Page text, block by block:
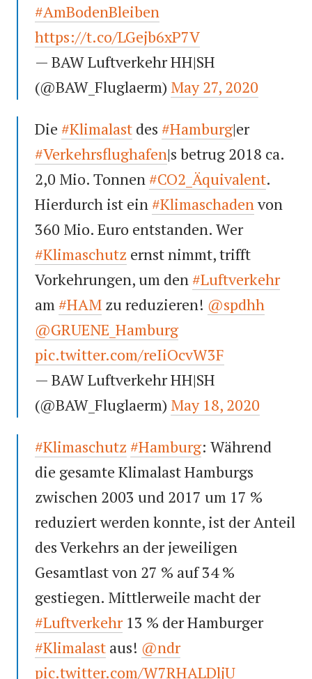
#AmBodenBleiben
https://t.co/LGejb6xP7V
— BAW Luftverkehr HH|SH
(@BAW_Fluglaerm) May 27, 2020
Die #Klimalast des #Hamburg|er
#Verkehrsflughafen|s betrug 2018 ca.
2,0 Mio. Tonnen #CO2_Äquivalent.
Hierdurch ist ein #Klimaschadenvon
360 Mio. Euro entstanden. Wer
#Klimaschutz ernst nimmt, trifft
Vorkehrungen, um den #Luftverkehr
am #HAM zu reduzieren! @spdhh
@GRUENE_Hamburg
pic.twitter.com/reIiOcvW3F
— BAW Luftverkehr HH|SH
(@BAW_Fluglaerm) May 18, 2020
#Klimaschutz #Hamburg: Während
die gesamte Klimalast Hamburgs
zwischen 2003 und 2017 um 17 %
reduziert werden konnte, ist der Anteil
des Verkehrs an der jeweiligen
Gesamtlast von 27 % auf 34 %
gestiegen. Mittlerweile macht der
#Luftverkehr13 % der Hamburger
#Klimalast aus! @ndr
pic.twitter.com/W7RHALDljU